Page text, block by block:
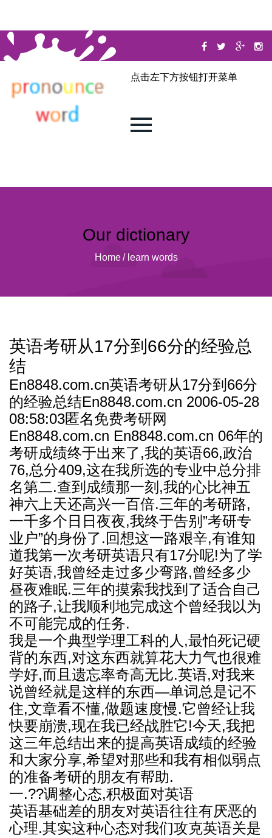
点击左下方按钮打开菜单
Our dictionary
Home / learn words
英语考研从17分到66分的经验总
结
En8848.com.cn英语考研从17分到66分
的经验总结En8848.com.cn 2006-05-28
08:58:03匿名免费考研网
En8848.com.cn En8848.com.cn 06年的
考研成绩终于出来了,我的英语66,政治
76,总分409,这在我所选的专业中总分排
名第二.查到成绩那一刻,我的心比神五
神六上天还高兴一百倍.三年的考研路,
一千多个日日夜夜,我终于告别”考研专
业户”的身份了.回想这一路艰辛,有谁知
道我第一次考研英语只有17分呢!为了学
好英语,我曾经走过多少弯路,曾经多少
昼夜难眠.三年的摸索我找到了适合自己
的路子,让我顺利地完成这个曾经我以为
不可能完成的任务.
我是一个典型学理工科的人,最怕死记硬
背的东西,对这东西就算花大力气也很难
学好,而且遗忘率奇高无比.英语,对我来
说曾经就是这样的东西—单词总是记不
住,文章看不懂,做题速度慢.它曾经让我
快要崩溃,现在我已经战胜它!今天,我把
这三年总结出来的提高英语成绩的经验
和大家分享,希望对那些和我有相似弱点
的准备考研的朋友有帮助.
一.??调整心态,积极面对英语
英语基础差的朋友对英语往往有厌恶的
心理.其实这种心态对我们攻克英语关是